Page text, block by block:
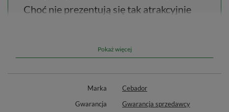
Choć nie prezentują się tak atrakcyjnie
posłużą im jeszcze przez długie lata.
Pokaż więcej
Marka
Cebador
Gwarancja
Gwarancja sprzedawcy